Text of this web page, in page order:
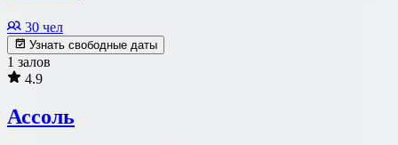
30 чел
Узнать свободные даты
1 залов
4.9
Ассоль